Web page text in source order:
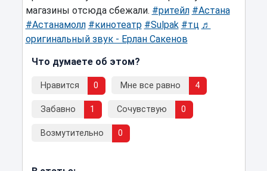
магазины отсюда сбежали. #ритейл #Астана
#Астанамолл #кинотеатр #Sulpak #тц ♬
оригинальный звук - Ерлан Сакенов
Что думаете об этом?
Нравится 0 Мне все равно 4
Забавно 1 Сочувствую 0
Возмутительно 0